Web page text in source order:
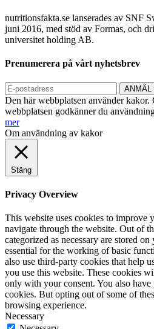
nutritionsfakta.se lanserades av SNF
juni 2016, med stöd av Formas, och
universitet holding AB.
Prenumerera på vårt nyhetsbrev
Den här webbplatsen använder
webbplatsen godkänner du
mer
Om användning av kakor
Stäng
Privacy Overview
This website uses cookies to improve
navigate through the website. Out of
categorized as necessary are stored
essential for the working of basic
also use third-party cookies that help
you use this website. These cookies
only with your consent. You also
cookies. But opting out of some of
browsing experience.
Necessary